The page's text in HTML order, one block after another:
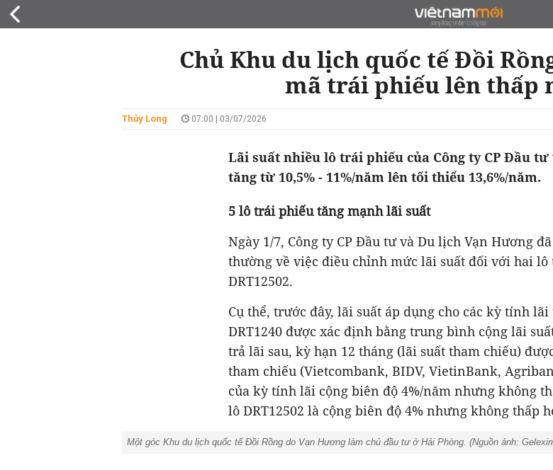
Chủ Khu du lịch quốc tế Đồi
Thủy Long 07:00 | 03/07/2026
thường về việc điều chỉnh mức lãi suất đối với hai lô
Cụ thể, trước đây, lãi suất áp dụng cho các kỳ tính
DRT1240 được xác định bằng trung bình cộng lãi
trả lãi sau, kỳ hạn 12 tháng (lãi suất tham chiếu)
tham chiếu (Vietcombank, BIDV, VietinBank,
của kỳ tính lãi cộng biên độ 4%/năm nhưng không
lô DRT12502 là cộng biên độ 4% nhưng không thấp
Một góc Khu du lịch quốc tế Đồi Rồng do Vạn Hương làm chủ đầu tư ở Hải Phòng. (Nguồn ảnh: